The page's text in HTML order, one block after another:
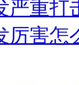
严重打
厉害怎